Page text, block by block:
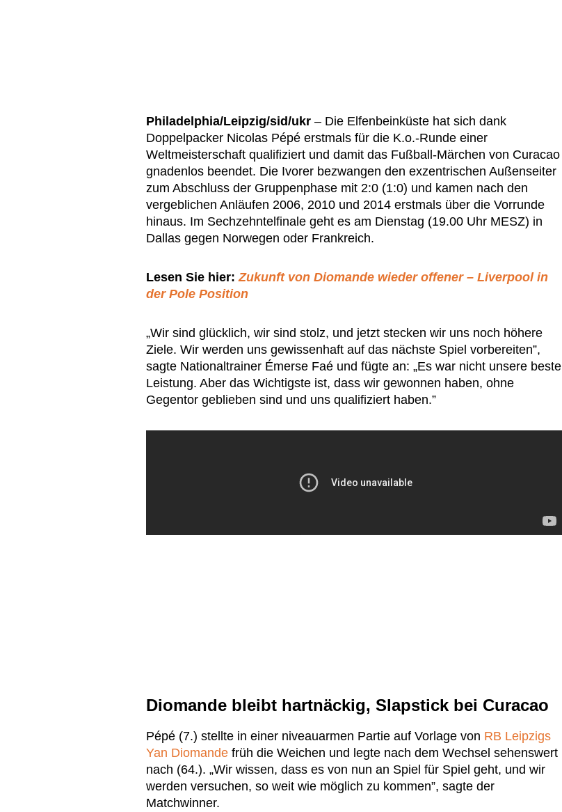
Philadelphia/Leipzig/sid/ukr – Die Elfenbeinküste hat sich dank
Doppelpacker Nicolas Pépé erstmals für die K.o.-Runde einer
Weltmeisterschaft qualifiziert und damit das Fußball-Märchen von Curacao
gnadenlos beendet. Die Ivorer bezwangen den exzentrischen Außenseiter
zum Abschluss der Gruppenphase mit 2:0 (1:0) und kamen nach den
vergeblichen Anläufen 2006, 2010 und 2014 erstmals über die Vorrunde
hinaus. Im Sechzehntelfinale geht es am Dienstag (19.00 Uhr MESZ) in
Dallas gegen Norwegen oder Frankreich.
Lesen Sie hier:Zukunft von Diomande wieder offener – Liverpool in
der Pole Position
„Wir sind glücklich, wir sind stolz, und jetzt stecken wir uns noch höhere
Ziele. Wir werden uns gewissenhaft auf das nächste Spiel vorbereiten”,
sagte Nationaltrainer Émerse Faé und fügte an: „Es war nicht unsere beste
Leistung. Aber das Wichtigste ist, dass wir gewonnen haben, ohne
Gegentor geblieben sind und uns qualifiziert haben.”
Diomande bleibt hartnäckig, Slapstick bei Curacao
Pépé (7.) stellte in einer niveauarmen Partie auf Vorlage von RB Leipzigs
Yan Diomande früh die Weichen und legte nach dem Wechsel sehenswert
nach (64.). „Wir wissen, dass es von nun an Spiel für Spiel geht, und wir
werden versuchen, so weit wie möglich zu kommen”, sagte der
Matchwinner.